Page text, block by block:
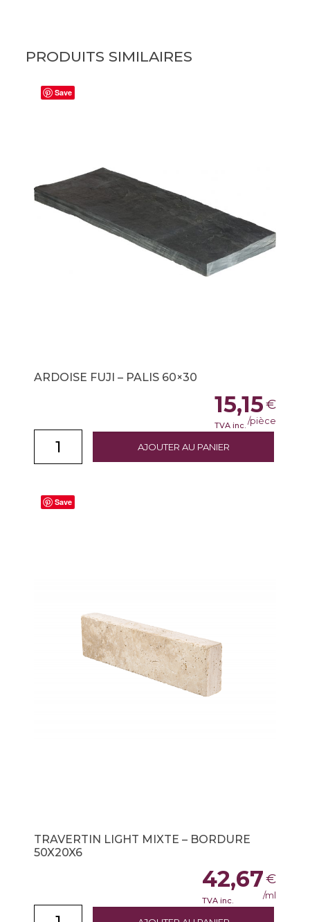
PRODUITS SIMILAIRES
Save
ARDOISE FUJI – PALIS 60×30
AJOUTER AU PANIER
15,15€
TVA inc. /pièce
Save
TRAVERTIN LIGHT MIXTE – BORDURE
50X20X6
42,67€
TVA inc. /ml